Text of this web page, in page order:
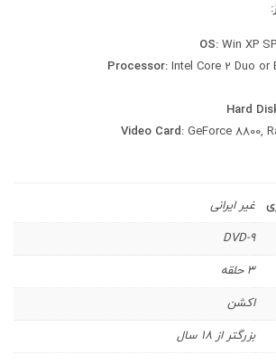
OS: Win XP
Processor: Intel Core 2 Duo or
Hard
Video Card: GeForce 8800,
غیر ایرانی
DVD-9
3 حلقه
اکشن
بزرگتر از ۱۸ سال